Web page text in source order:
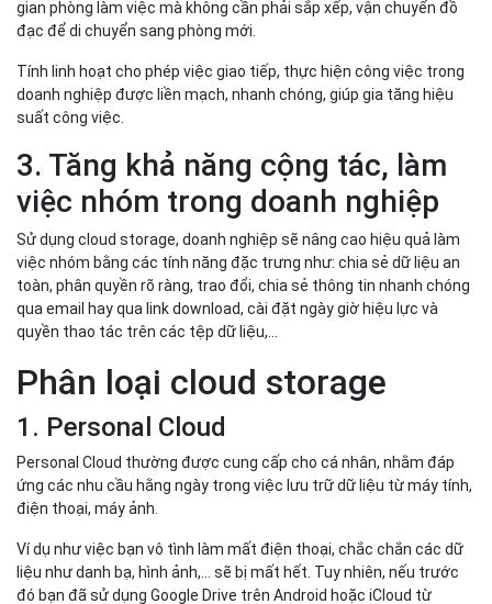
việc nhóm bằng các tính năng đặc trưng như: chia sẻ dữ liệu an
toàn, phân quyền rõ ràng, trao đổi, chia sẻ thông tin nhanh chóng
quyền thao tác trên các tệp dữ liệu,...
Phân loại cloud storage
1. Personal Cloud
Personal Cloud thường được cung cấp cho cá nhân, nhằm đáp
ứng các nhu cầu hằng ngày trong việc lưu trữ dữ liệu từ máy tính,
điện thoại, máy ảnh.
Ví dụ như việc bạn vô tình làm mất điện thoại, chắc chắn các dữ
liệu như danh bạ, hình ảnh,… sẽ bị mất hết. Tuy nhiên, nếu trước
đó bạn đã sử dụng Google Drive trên Android hoặc iCloud từ
iPhone để đồng bộ các thông tin này lên đám mây, bạn không cần
quá lo lắng và chỉ cần đăng nhập tài khoản này lại vào một thiết bị
mới là sẽ lấy lại được các dữ liệu này.
2. Public Cloud
Public Cloud thường dành cho các bạn làm về lập trình, phát triển